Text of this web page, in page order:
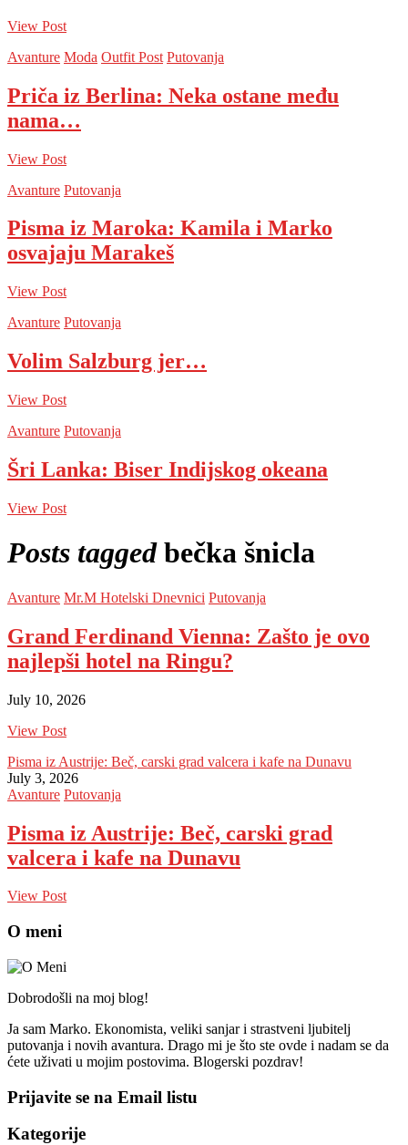
View Post
Avanture Moda Outfit Post Putovanja
Priča iz Berlina: Neka ostane među
nama…
View Post
Avanture Putovanja
Pisma iz Maroka: Kamila i Marko
osvajaju Marakeš
View Post
Avanture Putovanja
Volim Salzburg jer…
View Post
Avanture Putovanja
Šri Lanka: Biser Indijskog okeana
View Post
Posts tagged bečka šnicla
Avanture Mr.M Hotelski Dnevnici Putovanja
Grand Ferdinand Vienna: Zašto je ovo
najlepši hotel na Ringu?
July 10, 2026
View Post
Pisma iz Austrije: Beč, carski grad valcera i kafe na Dunavu
July 3, 2026
Avanture Putovanja
Pisma iz Austrije: Beč, carski grad
valcera i kafe na Dunavu
View Post
O meni
Dobrodošli na moj blog!
Ja sam Marko. Ekonomista, veliki sanjar i strastveni ljubitelj
putovanja i novih avantura. Drago mi je što ste ovde i nadam se da
ćete uživati u mojim postovima. Blogerski pozdrav!
Prijavite se na Email listu
Kategorije